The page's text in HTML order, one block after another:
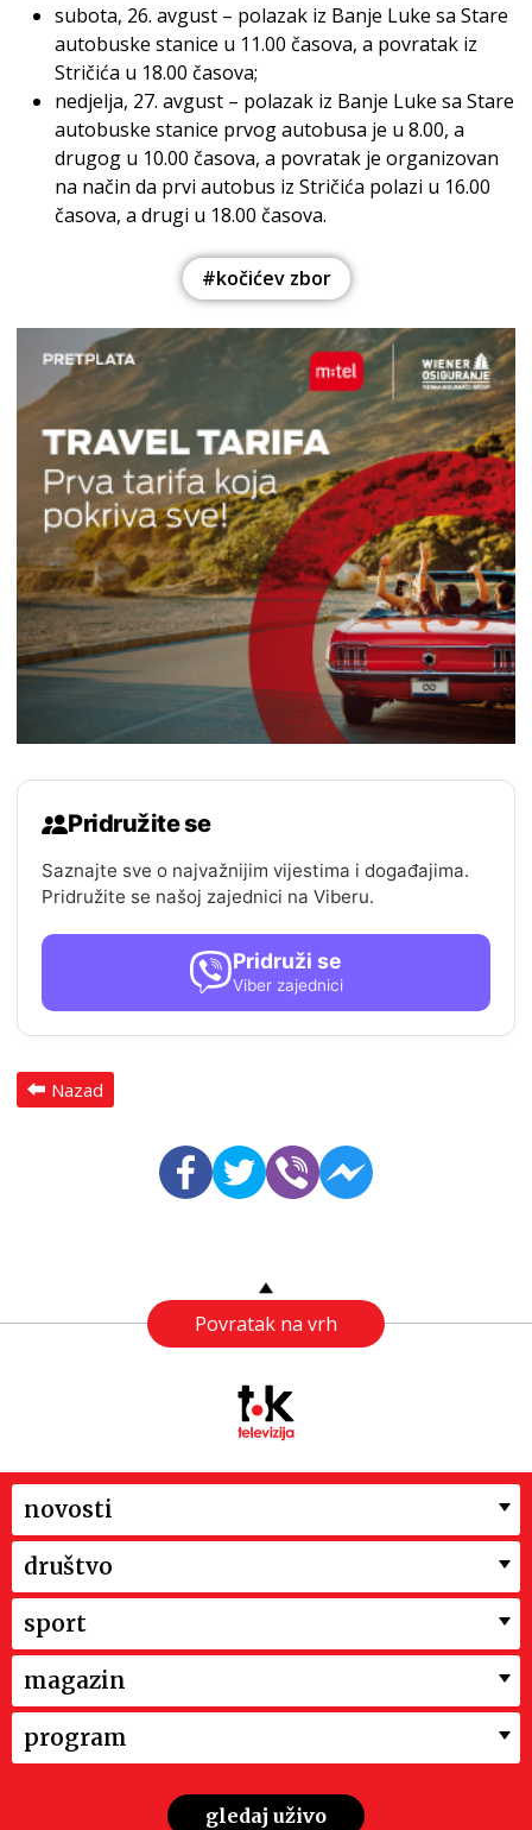
subota, 26. avgust – polazak iz Banje Luke sa Stare
autobuske stanice u 11.00 časova, a povratak iz
Stričića u 18.00 časova;
nedjelja, 27. avgust – polazak iz Banje Luke sa Stare
autobuske stanice prvog autobusa je u 8.00, a
drugog u 10.00 časova, a povratak je organizovan
na način da prvi autobus iz Stričića polazi u 16.00
časova, a drugi u 18.00 časova.
#kočićev zbor
Pridružite se
Saznajte sve o najvažnijim vijestima i događajima.
Pridružite se našoj zajednici na Viberu.
Pridruži se
Viber zajednici
Nazad
Povratak na vrh
novosti
društvo
sport
magazin
program
gledaj uživo